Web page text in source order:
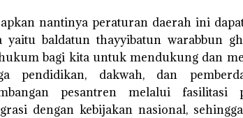
nantinya peraturan daerah ini
yaitu baldatun thayyibatun warabbun
bagi kita untuk mendukung dan
pendidikan, dakwah, dan
pesantren melalui fasilitasi
dengan kebijakan nasional,